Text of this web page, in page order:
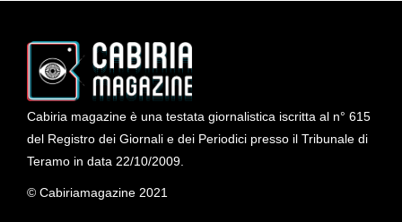
Cabiria magazine è una testata giornalistica iscritta al n° 615
del Registro dei Giornali e dei Periodici presso il Tribunale di
Teramo in data 22/10/2009.
© Cabiriamagazine 2021